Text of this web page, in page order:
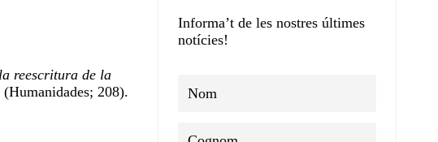
reescritura de la
208).
Informa’t de les nostres últimes
notícies!